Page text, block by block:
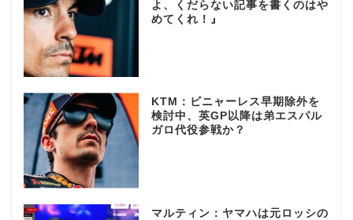
よ、くだらない記事を書くのはや
めてくれ！』
KTM：ビニャーレス早期除外を
検討中、英GP以降は弟エスパル
ガロ代役参戦か？
マルティン：ヤマハは元ロッシの